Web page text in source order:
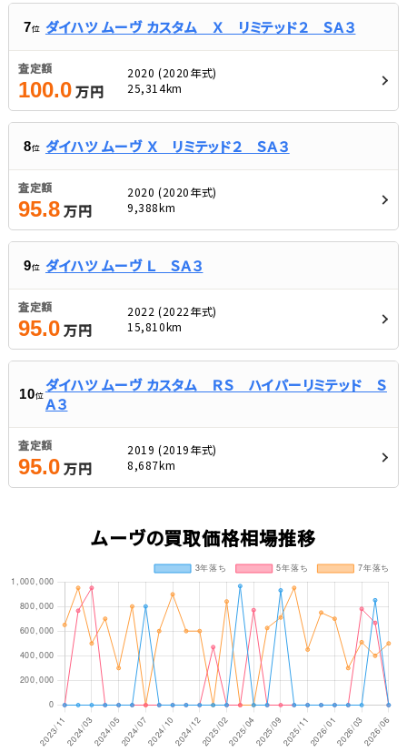
7位 ダイハツ ムーヴ カスタム Ｘ リミテッド２ ＳＡ３
査定額
100.0万円
2020 (2020年式)
25,314km
8位 ダイハツ ムーヴ Ｘ リミテッド２ ＳＡ３
査定額
95.8万円
2020 (2020年式)
9,388km
9位 ダイハツ ムーヴ Ｌ ＳＡ３
査定額
95.0万円
2022 (2022年式)
15,810km
10位
ダイハツ ムーヴ カスタム ＲＳ ハイパーリミテッド Ｓ
Ａ３
査定額
95.0万円
2019 (2019年式)
8,687km
ムーヴの買取価格相場推移